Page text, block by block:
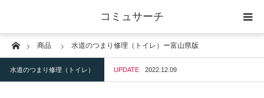
コミュサーチ
Home商品 水道のつまり修理（トイレ）ー富山県版
水道のつまり修理（トイレ） UPDATE 2022.12.09
ホーム
士業